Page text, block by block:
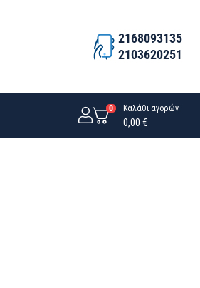
2168093135
2103620251
0 Καλάθι αγορών
0,00 €